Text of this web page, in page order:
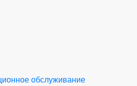
обслуживание